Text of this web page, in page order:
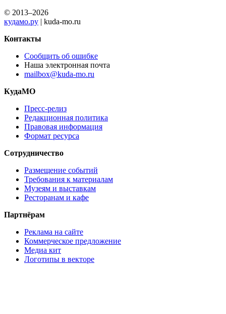
© 2013–2026
кудамо.ру | kuda-mo.ru
Контакты
Сообщить об ошибке
Наша электронная почта
mailbox@kuda-mo.ru
КудаМО
Пресс-релиз
Редакционная политика
Правовая информация
Формат ресурса
Сотрудничество
Размещение событий
Требования к материалам
Музеям и выставкам
Ресторанам и кафе
Партнёрам
Реклама на сайте
Коммерческое предложение
Медиа кит
Логотипы в векторе